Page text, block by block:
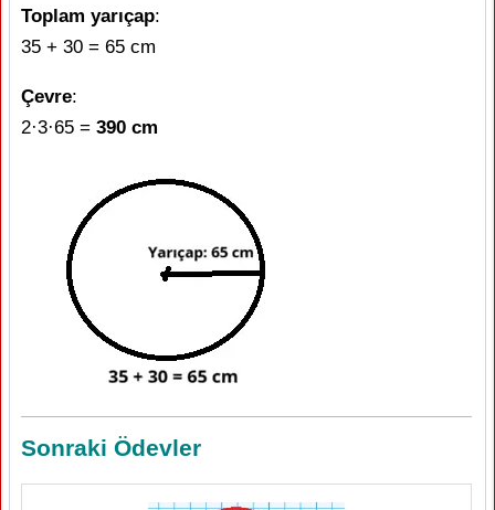
Toplam yarıçap:
35 + 30 = 65 cm
Çevre:
2·3·65 = 390 cm
Sonraki Ödevler